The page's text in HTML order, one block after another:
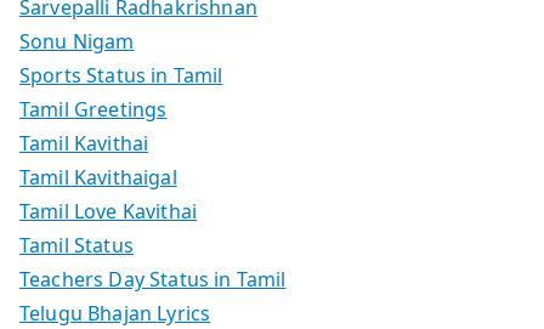
Sarvepalli Radhakrishnan
Sonu Nigam
Sports Status in Tamil
Tamil Greetings
Tamil Kavithai
Tamil Kavithaigal
Tamil Love Kavithai
Tamil Status
Teachers Day Status in Tamil
Telugu Bhajan Lyrics